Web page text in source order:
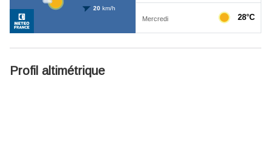
Profil altimétrique